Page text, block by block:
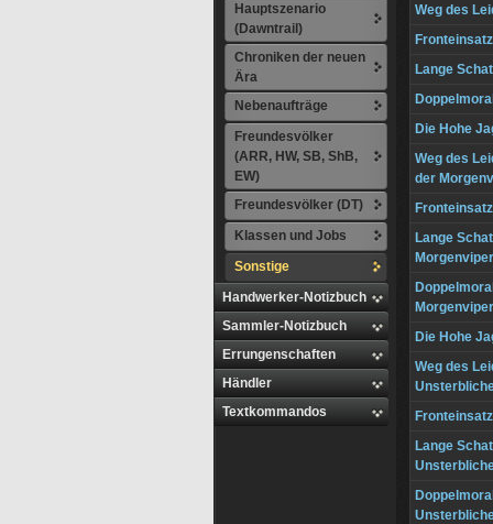
Hauptszenario
(Dawntrail)
Chroniken der neuen
Ära
Nebenaufträge
Freundesvölker
(ARR, HW, SB, ShB,
EW)
Freundesvölker (DT)
Klassen und Jobs
Sonstige
Handwerker-Notizbuch
Sammler-Notizbuch
Errungenschaften
Händler
Textkommandos
Weg des
Lange
Die Hohe
Weg des
der
Lange
Die Hohe
Weg des
Lange